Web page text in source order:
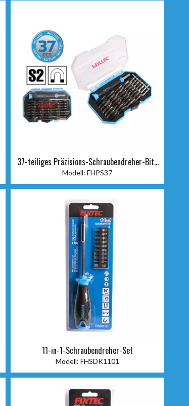
37-teiliges Präzisions-Schraubendreher-Bit-
Set
Modell: FHPS37
11-in-1-Schraubendreher-Set
Modell: FHSDK1101